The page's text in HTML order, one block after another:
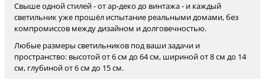
Свыше одной стилей - от ар-деко до винтажа - и каждый
светильник уже прошёл испытание реальными домами, без
компромиссов между дизайном и долговечностью.
Любые размеры светильников под ваши задачи и
пространство: высотой от 6 см до 64 см, шириной от 8 см до 14
см, глубиной от 6 см до 15 см.